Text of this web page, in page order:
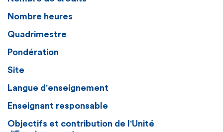
Nombre heures
Quadrimestre
Pondération
Site
Langue d'enseignement
Enseignant responsable
Objectifs et contribution de l'Unité